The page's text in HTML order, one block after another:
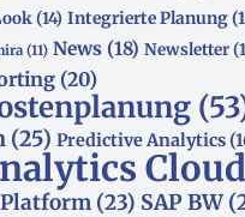
(14) Integrierte Planung
(11) News (18) Newsletter
(20)
(25) Predictive Analytics
Cloud
(23) SAP BW